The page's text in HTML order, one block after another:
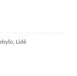
, Lidé